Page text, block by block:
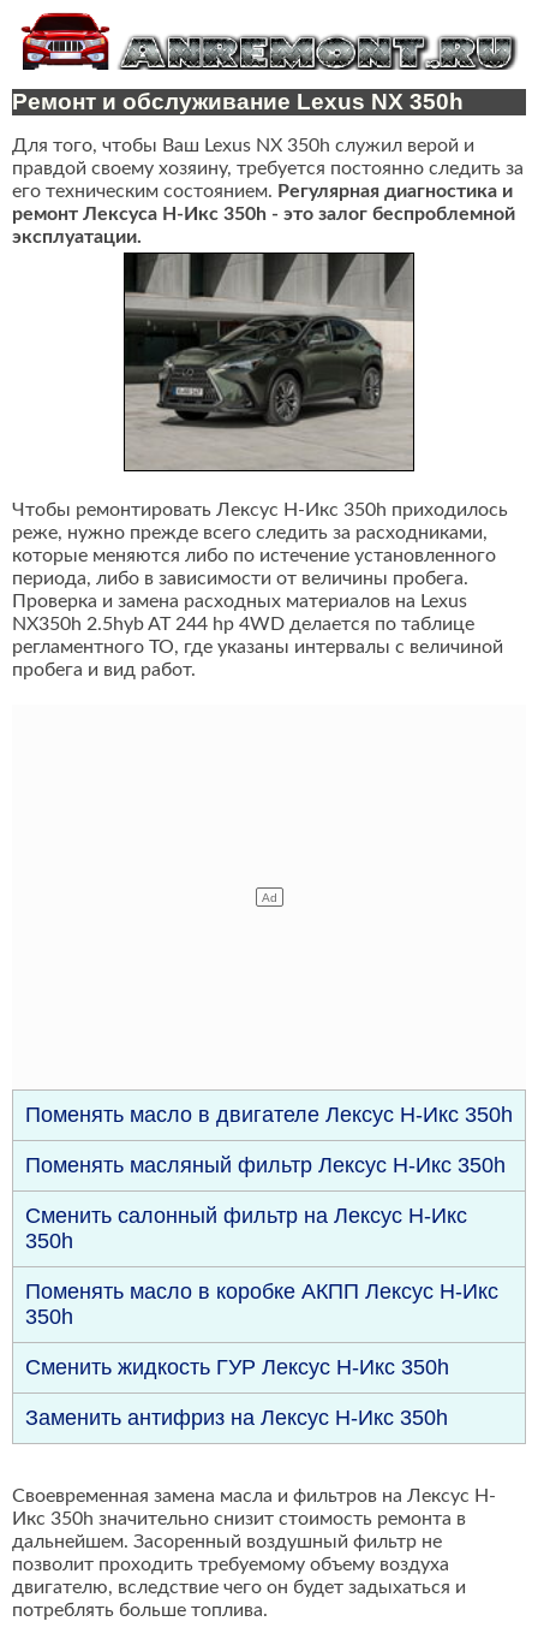
Ремонт и обслуживание Lexus NX 350h
Для того, чтобы Ваш Lexus NX 350h служил верой и
правдой своему хозяину, требуется постоянно следить за
его техническим состоянием. Регулярная диагностика и
ремонт Лексуса Н-Икс 350h - это залог беспроблемной
эксплуатации.
Чтобы ремонтировать Лексус Н-Икс 350h приходилось
реже, нужно прежде всего следить за расходниками,
которые меняются либо по истечение установленного
периода, либо в зависимости от величины пробега.
Проверка и замена расходных материалов на Lexus
NX350h 2.5hyb AT 244 hp 4WD делается по таблице
регламентного ТО, где указаны интервалы с величиной
пробега и вид работ.
Поменять масло в двигателе Лексус Н-Икс 350h
Поменять масляный фильтр Лексус Н-Икс 350h
Сменить салонный фильтр на Лексус Н-Икс
350h
Поменять масло в коробке АКПП Лексус Н-Икс
350h
Сменить жидкость ГУР Лексус Н-Икс 350h
Заменить антифриз на Лексус Н-Икс 350h
Своевременная замена масла и фильтров на Лексус Н-
Икс 350h значительно снизит стоимость ремонта в
дальнейшем. Засоренный воздушный фильтр не
позволит проходить требуемому объему воздуха
двигателю, вследствие чего он будет задыхаться и
потреблять больше топлива.